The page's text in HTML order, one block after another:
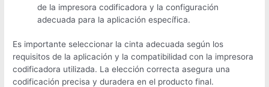
de la impresora codificadora y la configuración
adecuada para la aplicación específica.
Es importante seleccionar la cinta adecuada según los
requisitos de la aplicación y la compatibilidad con la impresora
codificadora utilizada. La elección correcta asegura una
codificación precisa y duradera en el producto final.